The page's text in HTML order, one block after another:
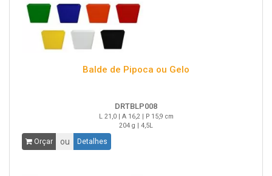
Balde de Pipoca ou Gelo
DRTBLP008
L 21,0 | A 16,2 | P 15,9 cm
204 g | 4,5L
Orçar ou Detalhes